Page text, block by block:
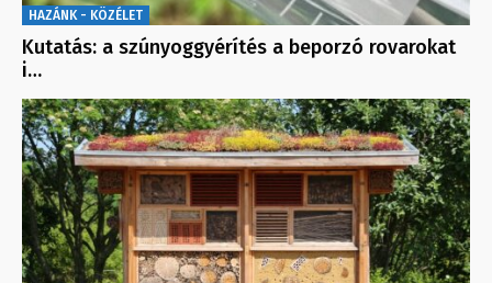
HAZÁNK - KÖZÉLET
Kutatás: a szúnyoggyérítés a beporzó rovarokat
i…